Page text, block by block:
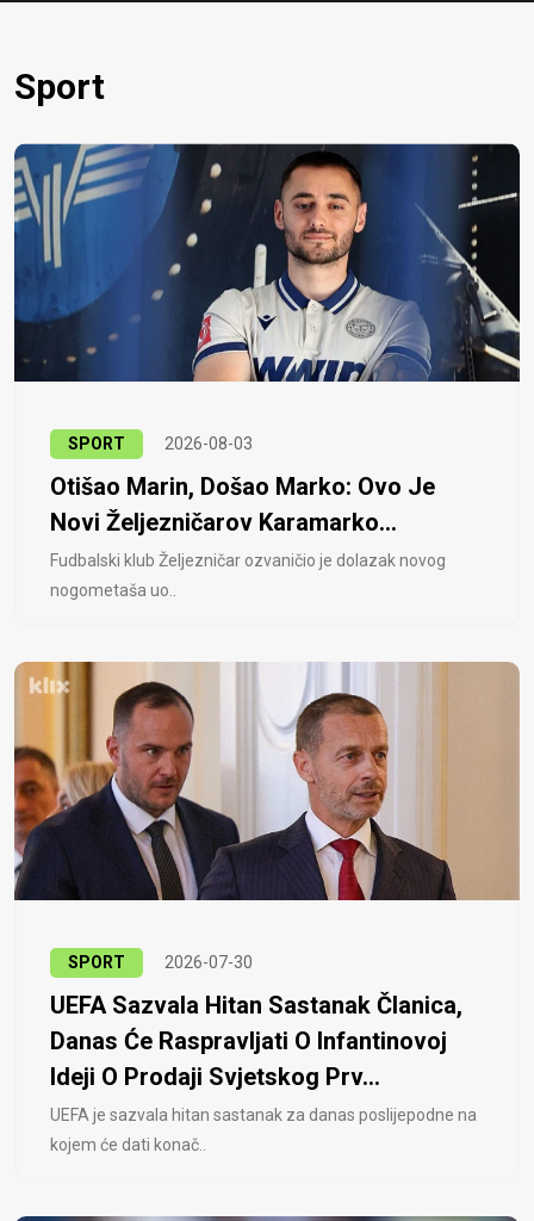
Sport
SPORT 2026-08-03
Otišao Marin, Došao Marko: Ovo Je
Novi Željezničarov Karamarko...
Fudbalski klub Željezničar ozvaničio je dolazak novog
nogometaša uo..
SPORT 2026-07-30
UEFA Sazvala Hitan Sastanak Članica,
Danas Će Raspravljati O Infantinovoj
Ideji O Prodaji Svjetskog Prv...
UEFA je sazvala hitan sastanak za danas poslijepodne na
kojem će dati konač..